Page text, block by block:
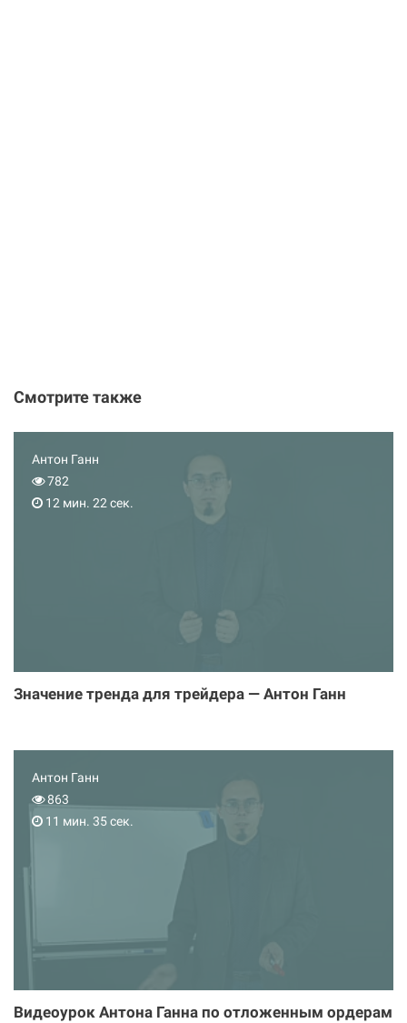
Смотрите также
Антон Ганн
782
12 мин. 22 сек.
Значение тренда для трейдера — Антон Ганн
Антон Ганн
863
11 мин. 35 сек.
Видеоурок Антона Ганна по отложенным ордерам